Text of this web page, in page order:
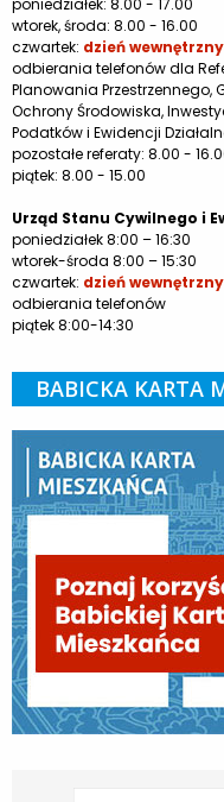
wtorek, środa: 8.00 - 16.00
czwartek: dzień wewnętrzny
odbierania telefonów dla
Planowania Przestrzennego,
Ochrony Środowiska,
Podatków i Ewidencji
pozostałe referaty: 8.00 -
piątek: 8.00 - 15.00
Urząd Stanu Cywilnego i
poniedziałek 8:00 – 16:30
wtorek-środa 8:00 – 15:30
czwartek: dzień wewnętrzny
odbierania telefonów
piątek 8:00-14:30
BABICKA KARTA